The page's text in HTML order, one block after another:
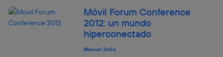
Móvil Forum Conference
2012: un mundo
hiperconectado
Manuel Zafra